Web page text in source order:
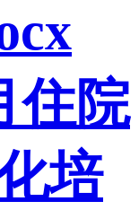
住院
培